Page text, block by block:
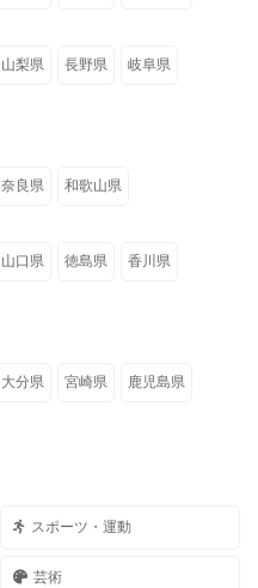
山梨県 長野県 岐阜県
奈良県 和歌山県
山口県 徳島県 香川県
大分県 宮崎県 鹿児島県
スポーツ・運動
芸術